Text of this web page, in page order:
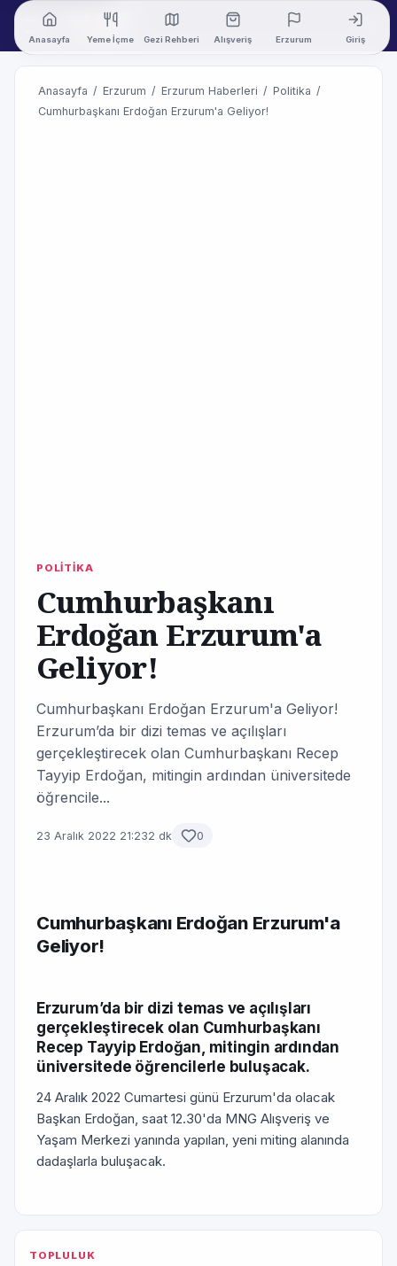
Anasayfa Yeme İçme Gezi Rehberi Alışveriş Erzurum Giriş
Anasayfa / Erzurum / Erzurum Haberleri / Politika /
Cumhurbaşkanı Erdoğan Erzurum'a Geliyor!
POLİTİKA
Cumhurbaşkanı
Erdoğan Erzurum'a
Geliyor!
Cumhurbaşkanı Erdoğan Erzurum'a Geliyor!
Erzurum’da bir dizi temas ve açılışları
gerçekleştirecek olan Cumhurbaşkanı Recep
Tayyip Erdoğan, mitingin ardından üniversitede
öğrencile...
23 Aralık 2022 21:232 dk 0
Cumhurbaşkanı Erdoğan Erzurum'a
Geliyor!
Erzurum’da bir dizi temas ve açılışları
gerçekleştirecek olan Cumhurbaşkanı
Recep Tayyip Erdoğan, mitingin ardından
üniversitede öğrencilerle buluşacak.
24 Aralık 2022 Cumartesi günü Erzurum'da olacak
Başkan Erdoğan, saat 12.30'da MNG Alışveriş ve
Yaşam Merkezi yanında yapılan, yeni miting alanında
dadaşlarla buluşacak.
TOPLULUK